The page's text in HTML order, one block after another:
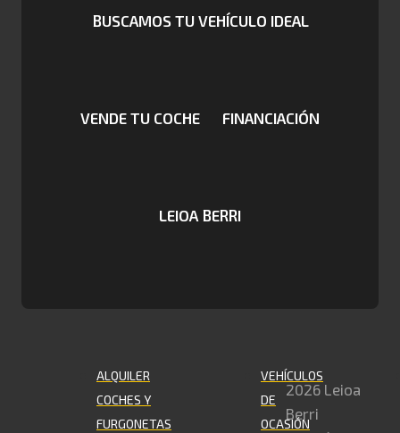
BUSCAMOS TU VEHÍCULO IDEAL
VENDE TU COCHE FINANCIACIÓN
LEIOA BERRI
ALQUILER
COCHES Y
FURGONETAS
VEHÍCULOS
DE
OCASIÓN
2026 Leioa
Berri